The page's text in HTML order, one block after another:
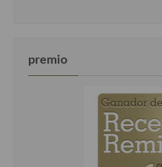
premio